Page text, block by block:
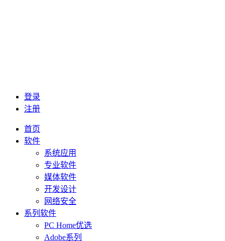
登录
注册
首页
软件
系统应用
专业软件
媒体软件
开发设计
网络安全
系列软件
PC Home优选
Adobe系列